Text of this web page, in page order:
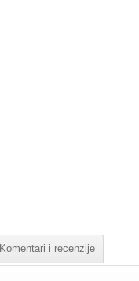
Komentari i recenzije